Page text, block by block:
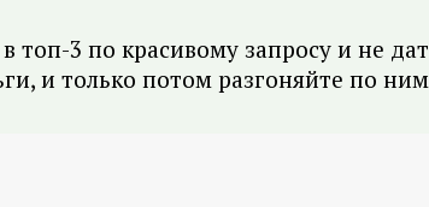
3 по красивому запросу и не
и только потом разгоняйте по